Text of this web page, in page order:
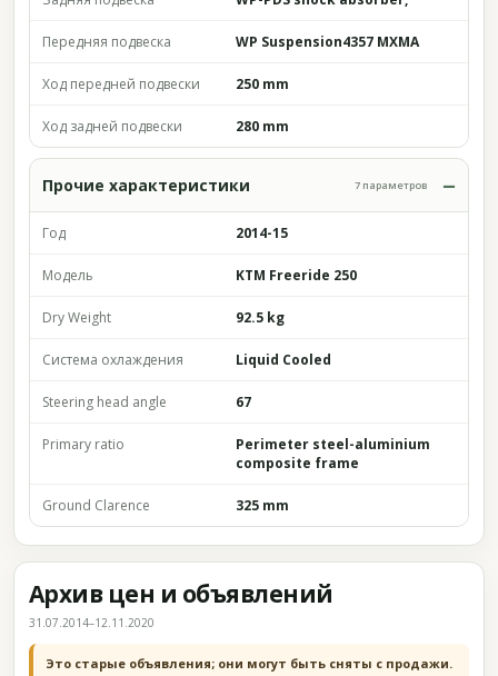
Передняя подвеска WP Suspension4357 MXMA
Ход передней подвески 250 mm
Ход задней подвески 280 mm
Прочие характеристики 7 параметров
Год 2014-15
Модель KTM Freeride 250
Dry Weight 92.5 kg
Система охлаждения Liquid Cooled
Steering head angle 67
Primary ratio
Perimeter steel-aluminium
composite frame
Ground Clarence 325 mm
Архив цен и объявлений
31.07.2014–12.11.2020
Это старые объявления; они могут быть сняты с продажи.